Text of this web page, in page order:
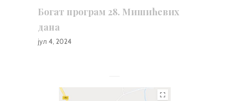
Богат програм 28. Мишићевих
дана
јул 4, 2024